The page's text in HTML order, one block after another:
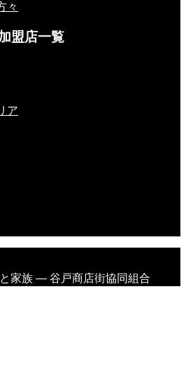
々
盟店一覧
ア
家族 ― 谷戸商店街協同組合